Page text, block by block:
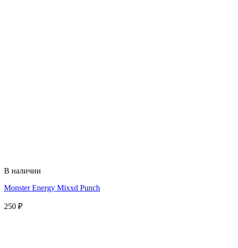
В наличии
Monster Energy Mixxd Punch
250 ₽